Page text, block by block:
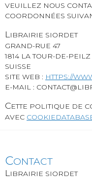
VEUILLEZ NOUS
COORDONNÉES
L IBRAIRIE SIORDET
GRAND-RUE 47
1814 LA TOUR-DE-PEILZ
SUISSE
SITE WEB : HTTPS://
E-MAIL : CONTACT@
CETTE POLITIQUE DE
AVEC
CONTACT
L IBRAIRIE SIORDET